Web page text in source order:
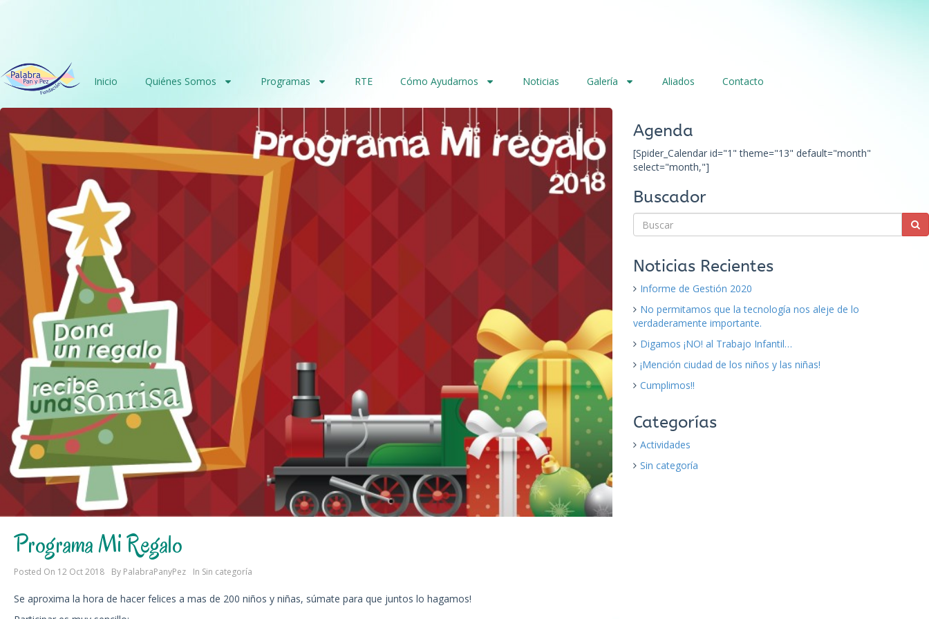
Inicio Quiénes Somos Programas RTE Cómo Ayudarnos Noticias Galería Aliados Contacto
Programa Mi Regalo
Posted On 12 Oct 2018 By PalabraPanyPez In Sin categoría
Se aproxima la hora de hacer felices a mas de 200 niños y niñas, súmate para que juntos lo hagamos!
Agenda
[Spider_Calendar id="1" theme="13" default="month"
select="month,"]
Buscador
Noticias Recientes
Informe de Gestión 2020
No permitamos que la tecnología nos aleje de lo
verdaderamente importante.
Digamos ¡NO! al Trabajo Infantil…
¡Mención ciudad de los niños y las niñas!
Cumplimos!!
Categorías
Actividades
Sin categoría